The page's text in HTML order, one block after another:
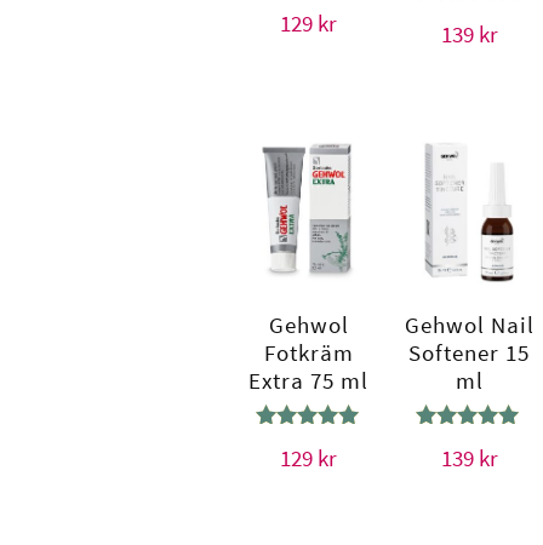
129 kr
5.00
139 kr
Gehwol
Fotkräm
Extra 75 ml
5.00
129 kr
Gehwol Nail
Softener 15
ml
5.00
139 kr